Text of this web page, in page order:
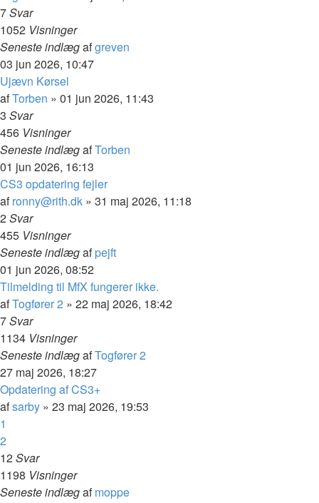
7Svar
1052 Visninger
Seneste indlægafgreven
03 jun 2026, 10:47
Ujævn Kørsel
afTorben » 01 jun 2026, 11:43
3 Svar
456 Visninger
Seneste indlægafTorben
01 jun 2026, 16:13
CS3 opdatering fejler
afronny@rith.dk » 31 maj 2026, 11:18
2Svar
455 Visninger
Seneste indlægafpejft
01 jun 2026, 08:52
Tilmelding til MfX fungerer ikke.
afTogfører 2 » 22 maj 2026, 18:42
7Svar
1134 Visninger
Seneste indlægafTogfører 2
27 maj 2026, 18:27
Opdatering af CS3+
afsarby » 23 maj 2026, 19:53
1
2
12Svar
1198 Visninger
Seneste indlægafmoppe